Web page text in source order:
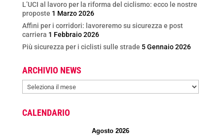
L’UCI al lavoro per la riforma del ciclismo: ecco le nostre
proposte 1 Marzo 2026
Affini per i corridori: lavoreremo su sicurezza e post
carriera 1 Febbraio 2026
Più sicurezza per i ciclisti sulle strade 5 Gennaio 2026
ARCHIVIO NEWS
ARCHIVIO
NEWS
CALENDARIO
Agosto 2026